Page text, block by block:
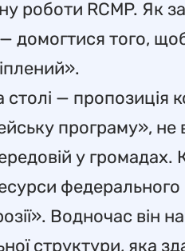
роботи RCMP. Як
домогтися того,
столі —
програму», не
у
Водночас він
структури, яка